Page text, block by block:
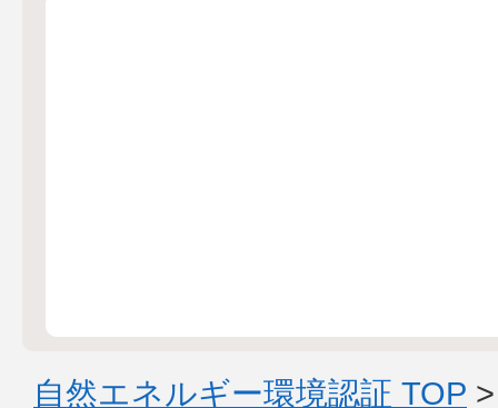
自然エネルギー環境認証 TOP